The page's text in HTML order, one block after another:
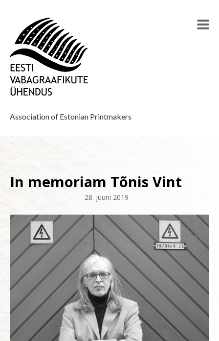
Association of Estonian Printmakers
In memoriam Tõnis Vint
28. juuni 2019